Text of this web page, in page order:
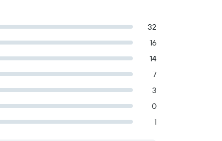
32
16
14
7
3
0
1